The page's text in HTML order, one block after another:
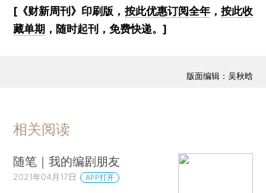
[《财新周刊》印刷版， 按此优惠订阅全年， 按此收
藏单期 ，随时起刊，免费快递。]
版面编辑：吴秋晗
相关阅读
随笔｜我的编剧朋友
2021年04月17日 APP打开